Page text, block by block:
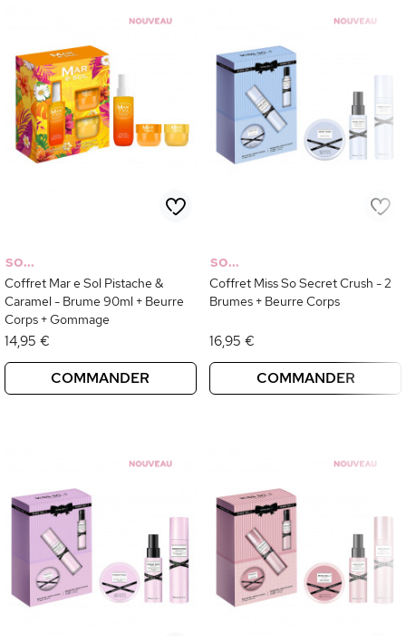
SO...
Coffret Mar e Sol Pistache &
Caramel - Brume 90ml + Beurre
Corps + Gommage
14,95 €
COMMANDER
SO...
Coffret Miss So Secret Crush - 2
Brumes + Beurre Corps
16,95 €
COMMANDER